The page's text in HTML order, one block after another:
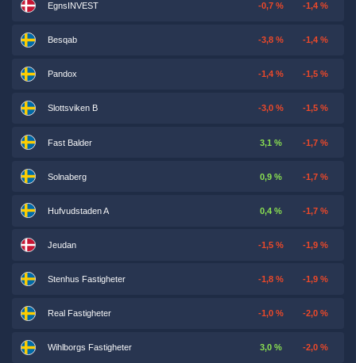
EgnsINVEST -0,7 % -1,4 %
Besqab -3,8 % -1,4 %
Pandox -1,4 % -1,5 %
Slottsviken B -3,0 % -1,5 %
Fast Balder 3,1 % -1,7 %
Solnaberg 0,9 % -1,7 %
Hufvudstaden A 0,4 % -1,7 %
Jeudan -1,5 % -1,9 %
Stenhus Fastigheter -1,8 % -1,9 %
Real Fastigheter -1,0 % -2,0 %
Wihlborgs Fastigheter 3,0 % -2,0 %